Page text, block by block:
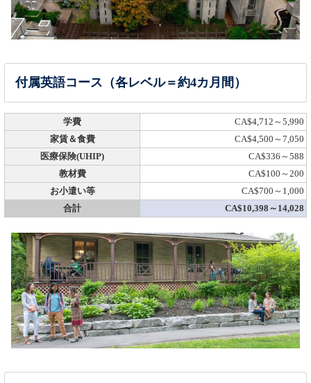
付属英語コース（各レベル＝約4カ月間）
学費
CA$4,712～5,990
家賃＆食費
CA$4,500～7,050
医療保険(UHIP)
CA$336～588
教材費
CA$100～200
お小遣い等
CA$700～1,000
合計
CA$10,398～14,028